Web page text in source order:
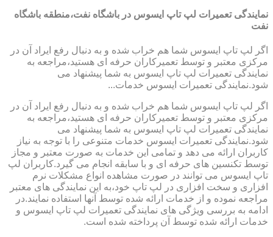
نمایندگی تعمیرات لپ تاپ ایسوس در باشگاه نفت،منطقه باشگاه
نفت
اگر لپ تاپ ایسوس شما هم خراب شده و به دنبال رفع ایراد آن در
مرکزی معتبر و توسط تعمیرکاران حرفه ای هستید،مراجعه به
نمایندگی تعمیرات لپ تاپ ایسوس به شما پیشنهاد می
شود.نمایندگی تعمیرات ایسوس خدمات...
اگر لپ تاپ ایسوس شما هم خراب شده و به دنبال رفع ایراد آن در
مرکزی معتبر و توسط تعمیرکاران حرفه ای هستید،مراجعه به
نمایندگی تعمیرات لپ تاپ ایسوس به شما پیشنهاد می
شود.نمایندگی تعمیرات ایسوس خدمات متنوعی را با توجه به نیاز
کاربران ارائه می دهد و تمامی این خدمات به صورت معتبر و مجاز
توسط تکنسین های حرفه ای و با سابقه انجام می گیرد.کاربران لپ
تاپ ایسوس می توانند در صورت مشاهده انواع مشکلات نرم
افزاری و سخت افزاری در لپ تاپ خود،به این نمایندگی های معتبر
مراجعه نموده و از خدمات ارائه شده توسط آنها استفاده نمایند.در
ادامه به بررسی ویژگی های نمایندگی تعمیرات لپ تاپ ایسوس و
خدمات ارائه شده توسط آن پرداخته شده است.